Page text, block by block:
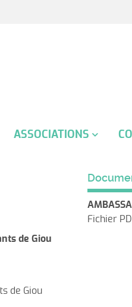
ASSOCIATIONS
Association communale
Association des parents
Les amis de l'église
de Giou
de Giou
Fichier